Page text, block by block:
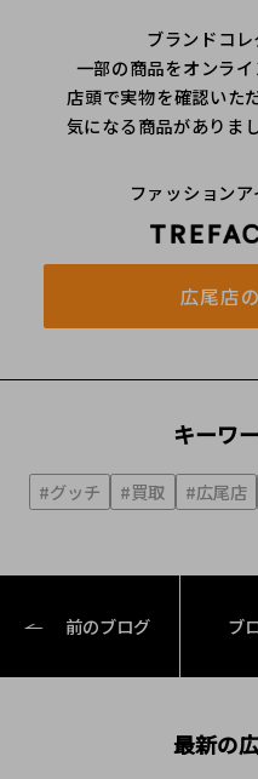
ブランドコレ
一部の商品をオンライ
店頭で実物を確認いた
気になる商品がありま
ファッション
広尾店
キーワ
#グッチ #買取 #広尾店
前のブログ ブ
最新の